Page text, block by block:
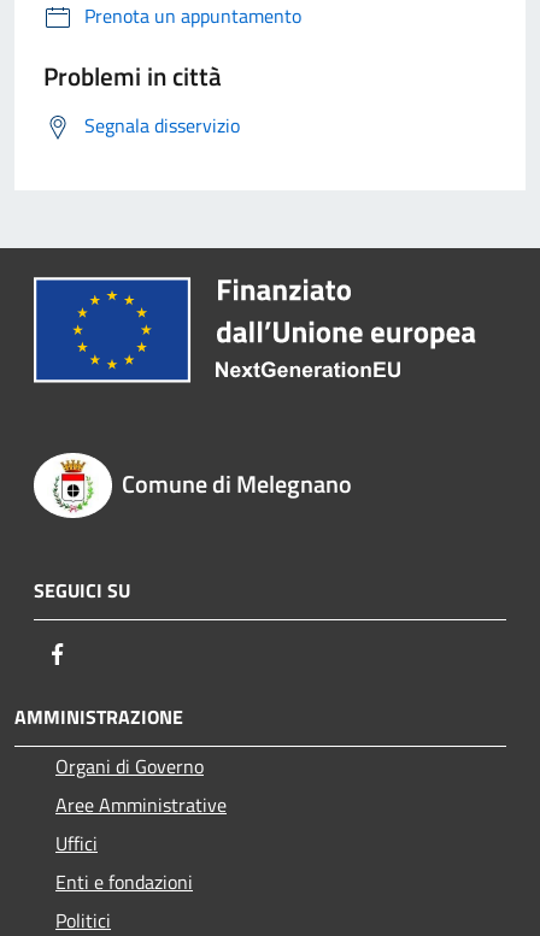
Prenota un appuntamento
Problemi in città
Segnala disservizio
Comune di Melegnano
SEGUICI SU
AMMINISTRAZIONE
Organi di Governo
Aree Amministrative
Uffici
Enti e fondazioni
Politici